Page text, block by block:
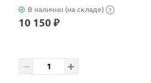
В наличии (на складе) ?
10 150 ₽